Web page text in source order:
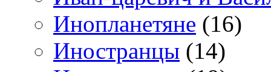
Инопланетяне (16)
Иностранцы (14)